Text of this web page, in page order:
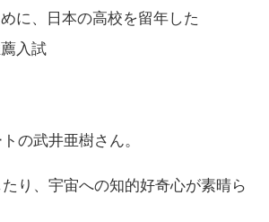
に、日本の高校を留年した
入試
の武井亜樹さん。
り、宇宙への知的好奇心が素晴ら